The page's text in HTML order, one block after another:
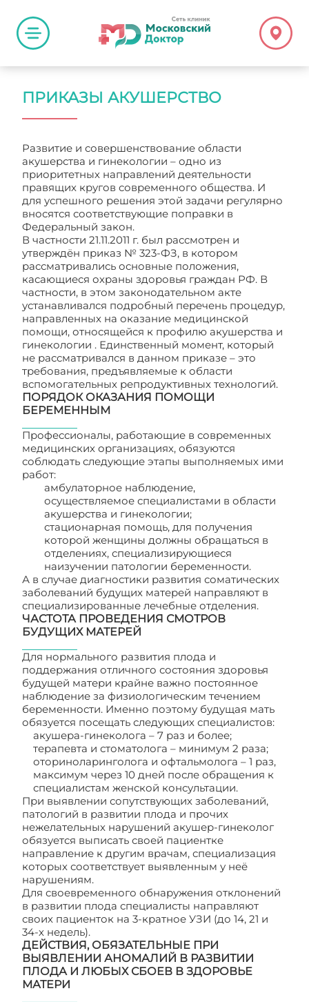
ПРИКАЗЫ АКУШЕРСТВО
Развитие и совершенствование области
акушерства и гинекологии – одно из
приоритетных направлений деятельности
правящих кругов современного общества. И
для успешного решения этой задачи регулярно
вносятся соответствующие поправки в
Федеральный закон.
В частности 21.11.2011 г. был рассмотрен и
утверждён приказ № 323-ФЗ, в котором
рассматривались основные положения,
касающиеся охраны здоровья граждан РФ. В
частности, в этом законодательном акте
устанавливался подробный перечень процедур,
направленных на оказание медицинской
помощи, относящейся к профилю акушерства и
гинекологии . Единственный момент, который
не рассматривался в данном приказе – это
требования, предъявляемые к области
вспомогательных репродуктивных технологий.
ПОРЯДОК ОКАЗАНИЯ ПОМОЩИ
БЕРЕМЕННЫМ
Профессионалы, работающие в современных
медицинских организациях, обязуются
соблюдать следующие этапы выполняемых ими
работ:
амбулаторное наблюдение,
осуществляемое специалистами в области
акушерства и гинекологии;
стационарная помощь, для получения
которой женщины должны обращаться в
отделениях, специализирующиеся
наизучении патологии беременности.
А в случае диагностики развития соматических
заболеваний будущих матерей направляют в
специализированные лечебные отделения.
ЧАСТОТА ПРОВЕДЕНИЯ СМОТРОВ
БУДУЩИХ МАТЕРЕЙ
Для нормального развития плода и
поддержания отличного состояния здоровья
будущей матери крайне важно постоянное
наблюдение за физиологическим течением
беременности. Именно поэтому будущая мать
обязуется посещать следующих специалистов:
акушера-гинеколога – 7 раз и более;
терапевта и стоматолога – минимум 2 раза;
оториноларинголога и офтальмолога – 1 раз,
максимум через 10 дней после обращения к
специалистам женской консультации.
При выявлении сопутствующих заболеваний,
патологий в развитии плода и прочих
нежелательных нарушений акушер-гинеколог
обязуется выписать своей пациентке
направление к другим врачам, специализация
которых соответствует выявленным у неё
нарушениям.
Для своевременного обнаружения отклонений
в развитии плода специалисты направляют
своих пациенток на 3-кратное УЗИ (до 14, 21 и
34-х недель).
ДЕЙСТВИЯ, ОБЯЗАТЕЛЬНЫЕ ПРИ
ВЫЯВЛЕНИИ АНОМАЛИЙ В РАЗВИТИИ
ПЛОДА И ЛЮБЫХ СБОЕВ В ЗДОРОВЬЕ
МАТЕРИ